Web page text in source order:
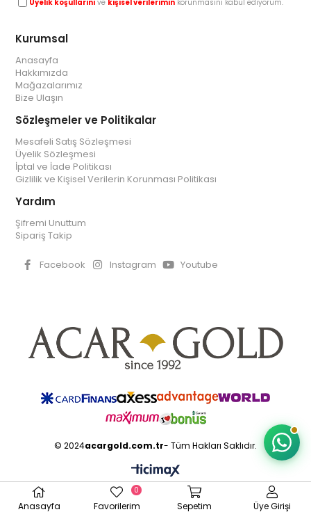
Üyelik koşullarını ve kişisel verilerimin korunmasını kabul ediyorum.
Kurumsal
Anasayfa
Hakkımızda
Mağazalarımız
Bize Ulaşın
Sözleşmeler ve Politikalar
Mesafeli Satış Sözleşmesi
Üyelik Sözleşmesi
İptal ve İade Politikası
Gizlilik ve Kişisel Verilerin Korunması Politikası
Yardım
Şifremi Unuttum
Sipariş Takip
Facebook Instagram Youtube
© 2024acargold.com.tr- Tüm Hakları Saklıdır.
Anasayfa Favorilerim
0
Sepetim Üye Girişi